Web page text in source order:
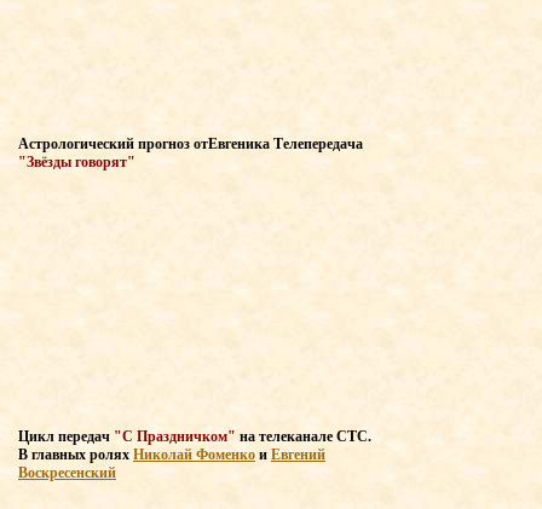
Астрологический прогноз отЕвгеника Телепередача
"Звёзды говорят"
Цикл передач "С Праздничком" на телеканале СТС.
В главных ролях Николай Фоменко и Евгений
Воскресенский